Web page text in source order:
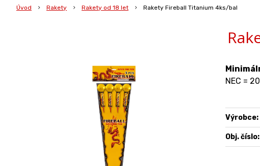
Úvod Rakety Rakety od 18 let Rakety Fireball Titanium 4ks/bal
NEC =
Výrobce:
Obj. číslo: